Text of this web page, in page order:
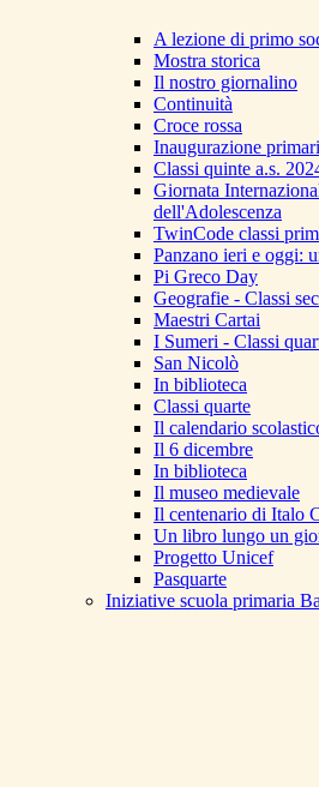
A lezione di primo
Mostra storica
Il nostro giornalino
Continuità
Croce rossa
Inaugurazione
Classi quinte a.s.
Giornata
dell'Adolescenza
TwinCode classi
Panzano ieri e oggi:
Pi Greco Day
Geografie - Classi
Maestri Cartai
I Sumeri - Classi
San Nicolò
In biblioteca
Classi quarte
Il calendario
Il 6 dicembre
In biblioteca
Il museo medievale
Il centenario di Italo
Un libro lungo un
Progetto Unicef
Pasquarte
Iniziative scuola primaria